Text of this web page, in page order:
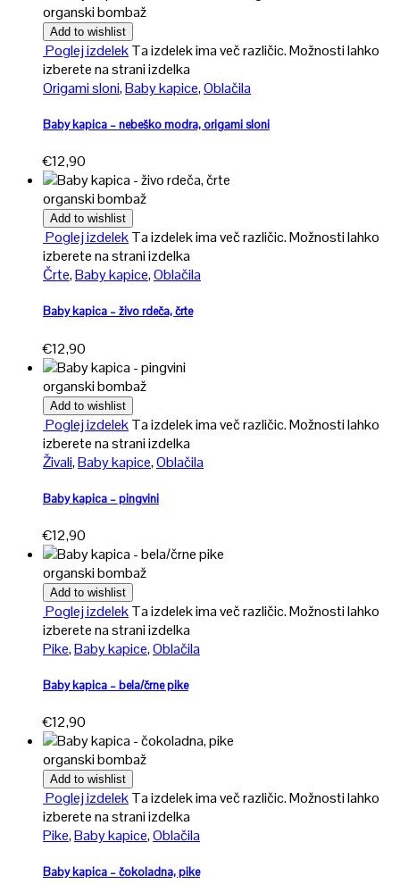
organski bombaž
Add to wishlist
Poglej izdelekTa izdelek ima več različic. Možnosti lahko
izberete na strani izdelka
Origami sloni,Baby kapice,Oblačila
Baby kapica – nebeško modra, origami sloni
€12,90
organski bombaž
Add to wishlist
Poglej izdelekTa izdelek ima več različic. Možnosti lahko
izberete na strani izdelka
Črte,Baby kapice,Oblačila
Baby kapica – živo rdeča, črte
€12,90
organski bombaž
Add to wishlist
Poglej izdelekTa izdelek ima več različic. Možnosti lahko
izberete na strani izdelka
Živali,Baby kapice,Oblačila
Baby kapica – pingvini
€12,90
organski bombaž
Add to wishlist
Poglej izdelekTa izdelek ima več različic. Možnosti lahko
izberete na strani izdelka
Pike,Baby kapice,Oblačila
Baby kapica – bela/črne pike
€12,90
organski bombaž
Add to wishlist
Poglej izdelekTa izdelek ima več različic. Možnosti lahko
izberete na strani izdelka
Pike,Baby kapice,Oblačila
Baby kapica – čokoladna, pike